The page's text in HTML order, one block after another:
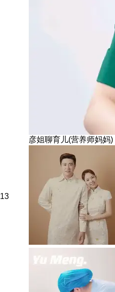
彦姐聊育儿(营养师妈妈)
13